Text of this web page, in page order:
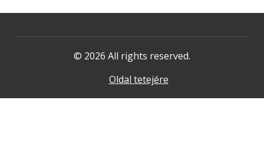
© 2026 All rights reserved.
Oldal tetejére